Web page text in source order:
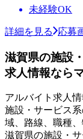
未経験OK
詳細を見る 応募
滋賀県の施設
求人情報なら
アルバイト求人
施設・サービス
域、路線、職種
滋賀県の施設・